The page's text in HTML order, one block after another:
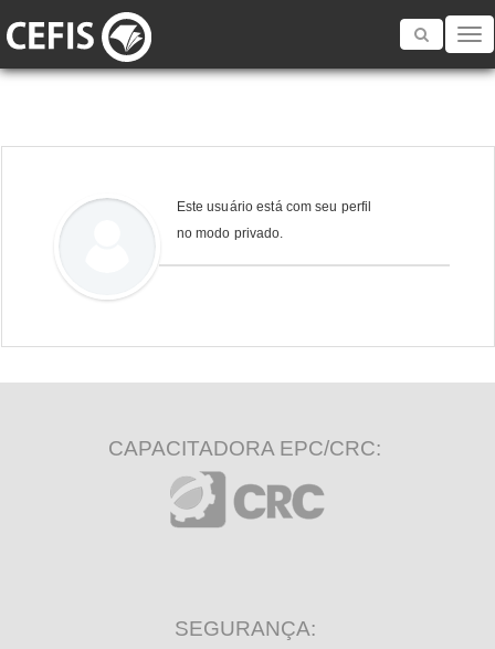
Toggle
Este usuário está com seu perfil
no modo privado.
CAPACITADORA EPC/CRC:
SEGURANÇA: